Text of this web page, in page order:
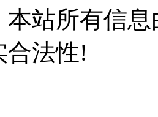
本站所有信
合法性!